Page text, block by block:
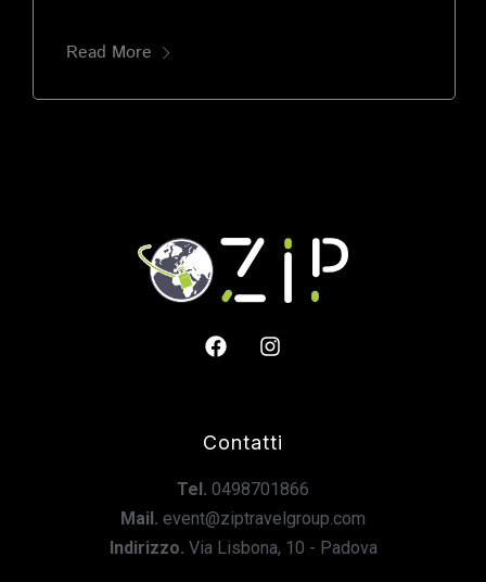
Read More
Contatti
Tel. 0498701866
Mail. event@ziptravelgroup.com
Indirizzo. Via Lisbona, 10 - Padova